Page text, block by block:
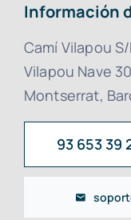
Información
Camí Vilapou
Vilapou Nave
Montserrat,
93 653 39